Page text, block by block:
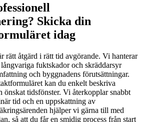
Skicka din
idag
rätt åtgärd i rätt tid avgörande. Vi hanterar
fuktskador och skräddarsyr
och byggnadens förutsättningar.
kan du enkelt beskriva
önskat tidsfönster. Vi återkopplar snabbt
tid och en uppskattning av
hjälper vi gärna till med
så att du får en smidig process från start